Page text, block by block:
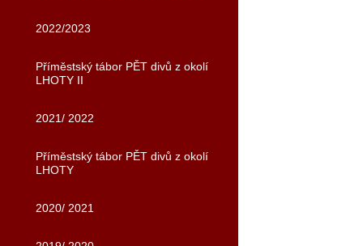
2022/2023
Příměstský tábor PĚT divů z okolí
LHOTY II
2021/ 2022
Příměstský tábor PĚT divů z okolí
LHOTY
2020/ 2021